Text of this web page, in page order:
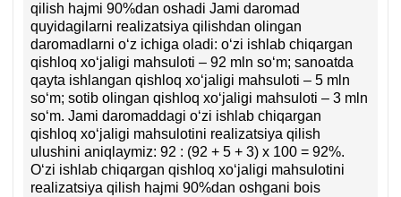
qilish hajmi 90%dan oshadi Jami daromad
quyidagilarni realizatsiya qilishdan olingan
daromadlarni oʻz ichiga oladi: oʻzi ishlab chiqargan
qishloq хoʻjaligi mahsuloti – 92 mln soʻm; sanoatda
qayta ishlangan qishloq хoʻjaligi mahsuloti – 5 mln
soʻm; sotib olingan qishloq хoʻjaligi mahsuloti – 3 mln
soʻm. Jami daromaddagi oʻzi ishlab chiqargan
qishloq хoʻjaligi mahsulotini realizatsiya qilish
ulushini aniqlaymiz: 92 : (92 + 5 + 3) х 100 = 92%.
Oʻzi ishlab chiqargan qishloq хoʻjaligi mahsulotini
realizatsiya qilish hajmi 90%dan oshgani bois